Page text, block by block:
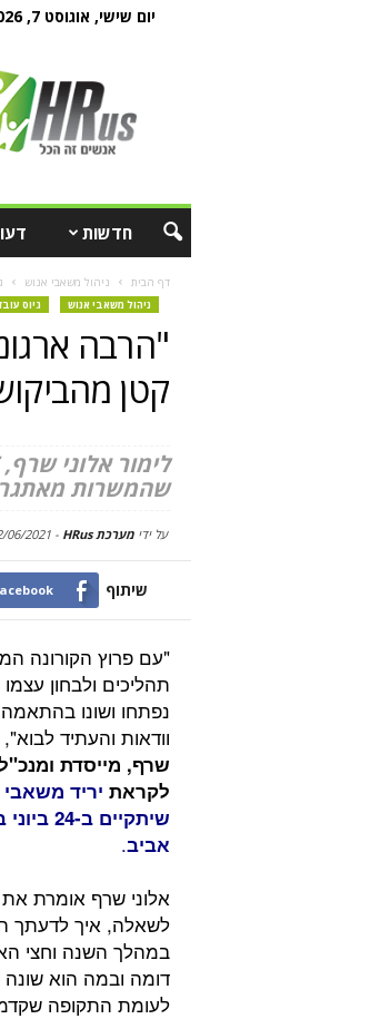
יום שישי, אוגוסט 7, 2026
חדשות
דף הבית ניהול משאבי אנוש
ניהול משאבי אנוש גיוס
"הרבה
קטן
שהמשרות
על ידימערכת HRus -
06/2021
שיתוף
"עם פרוץ הקורונה
תהליכים ולבחון
נפתחו ושונו
וודאות והעתיד
שרף, מייסדת
לקראת יריד
אביב.
אלוני שרף אומרת
לשאלה, איך לדעתך
במהלך השנה וחצי
דומה ובמה הוא
לעומת התקופה